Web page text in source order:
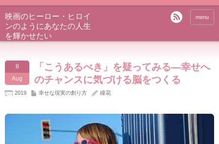
映画のヒーロー・ヒロイ
ンのようにあなたの人生
を輝かせたい
menu
8
Aug
「こうあるべき」を疑ってみる―幸せへ
のチャンスに気づける脳をつくる
2019 幸せな現実の創り方 瞳花